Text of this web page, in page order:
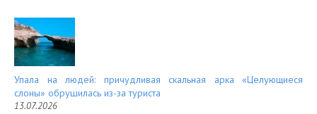
Упала на людей: причудливая скальная арка «Целующиеся
слоны» обрушилась из-за туриста
13.07.2026